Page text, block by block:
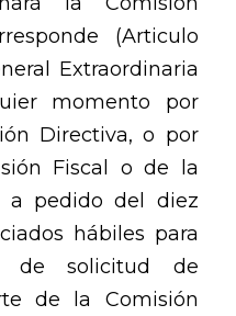
(Articulo
Extraordinaria
momento por
Directiva, o por
Fiscal o de la
a pedido del diez
hábiles para
de solicitud de
de la Comisión